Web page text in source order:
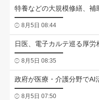
特養などの大規模修繕、補
8月5日 08:44
日医、電子カルテ巡る厚労
8月5日 08:35
政府が医療・介護分野でAI
8月5日 07:50